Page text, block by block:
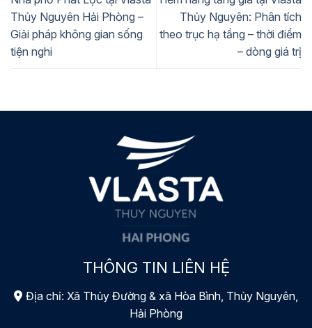
Thủy Nguyên Hải Phòng –
Giải pháp không gian sống
tiện nghi
Thủy Nguyên: Phân tích
theo trục hạ tầng – thời điểm
– dòng giá trị
THÔNG TIN LIÊN HỆ
Địa chỉ: Xã Thủy Đường & xã Hòa Bình, Thủy Nguyên,
Hải Phòng